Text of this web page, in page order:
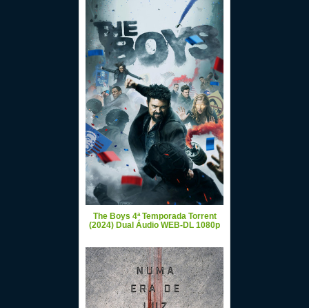
The Boys 4ª Temporada Torrent
(2024) Dual Áudio WEB-DL 1080p